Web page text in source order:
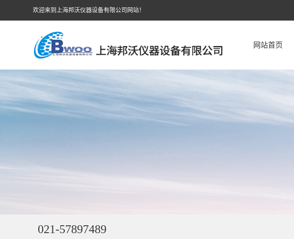
欢迎来到上海邦沃仪器设备有限公司网站！
网站首页
021-57897489